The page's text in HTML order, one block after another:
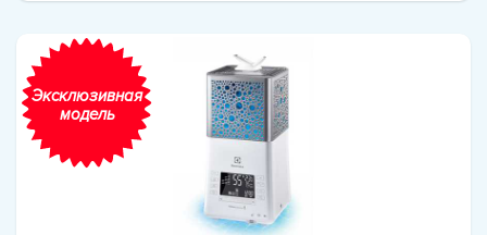
Эксклюзивная
модель